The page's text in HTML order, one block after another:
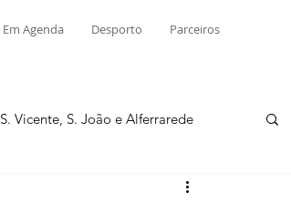
Em Agenda Desporto Parceiros
S. Vicente, S. João e Alferrarede